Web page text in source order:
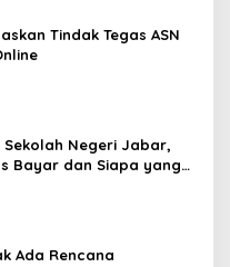
Tindak Tegas ASN
Sekolah Negeri Jabar,
Bayar dan Siapa yang
Ada Rencana